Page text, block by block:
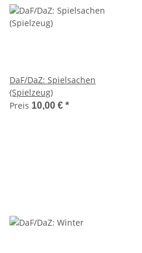
DaF/DaZ: Spielsachen
(Spielzeug)
Preis 10,00 € *